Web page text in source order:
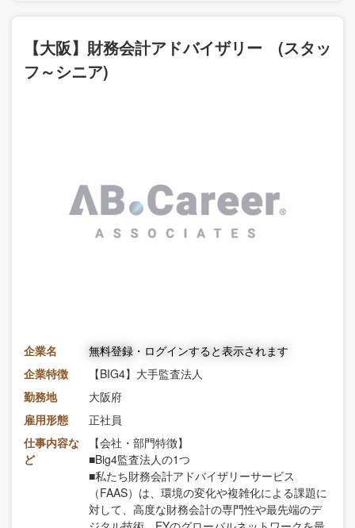
【大阪】財務会計アドバイザリー (スタッ
フ～シニア)
企業名
無料登録・ログインすると表示されます
企業特徴
【BIG4】大手監査法人
勤務地
大阪府
雇用形態
正社員
仕事内容な
ど
【会社・部門特徴】
■Big4監査法人の1つ
■私たち財務会計アドバイザリーサービス
（FAAS）は、環境の変化や複雑化による課題に
対して、高度な財務会計の専門性や最先端のデ